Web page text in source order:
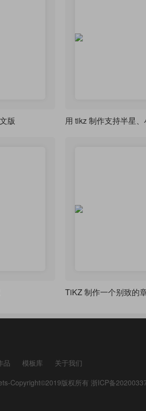
版
品 模板库
关于我们
Copyright©2019版权所有 浙ICP备